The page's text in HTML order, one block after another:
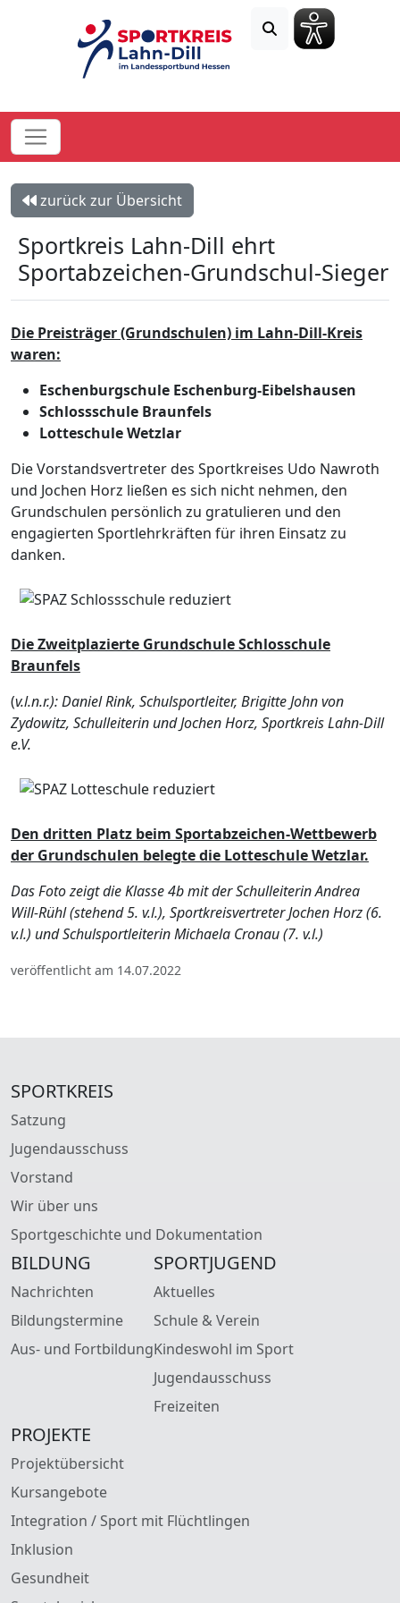
zurück zur Übersicht
Sportkreis Lahn-Dill ehrt
Sportabzeichen-Grundschul-Sieger
Die Preisträger (Grundschulen) im Lahn-Dill-Kreis
waren:
Eschenburgschule Eschenburg-Eibelshausen
Schlossschule Braunfels
Lotteschule Wetzlar
Die Vorstandsvertreter des Sportkreises Udo Nawroth
und Jochen Horz ließen es sich nicht nehmen, den
Grundschulen persönlich zu gratulieren und den
engagierten Sportlehrkräften für ihren Einsatz zu
danken.
Die Zweitplazierte Grundschule Schlosschule
Braunfels
(v.l.n.r.): Daniel Rink, Schulsportleiter, Brigitte John von
Zydowitz, Schulleiterin und Jochen Horz, Sportkreis Lahn-Dill
e.V.
Den dritten Platz beim Sportabzeichen-Wettbewerb
der Grundschulen belegte die Lotteschule Wetzlar.
Das Foto zeigt die Klasse 4b mit der Schulleiterin Andrea
Will-Rühl (stehend 5. v.l.), Sportkreisvertreter Jochen Horz (6.
v.l.) und Schulsportleiterin Michaela Cronau (7. v.l.)
veröffentlicht am 14.07.2022
SPORTKREIS
Satzung
Jugendausschuss
Vorstand
Wir über uns
Sportgeschichte und Dokumentation
BILDUNG
Nachrichten
Bildungstermine
Aus- und Fortbildung
SPORTJUGEND
Aktuelles
Schule & Verein
Kindeswohl im Sport
Jugendausschuss
Freizeiten
PROJEKTE
Projektübersicht
Kursangebote
Integration / Sport mit Flüchtlingen
Inklusion
Gesundheit